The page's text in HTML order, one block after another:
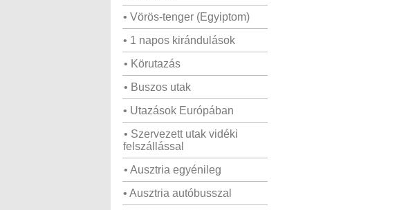
• Vörös-tenger (Egyiptom)
• 1 napos kirándulások
• Körutazás
• Buszos utak
• Utazások Európában
• Szervezett utak vidéki
felszállással
• Ausztria egyénileg
• Ausztria autóbusszal